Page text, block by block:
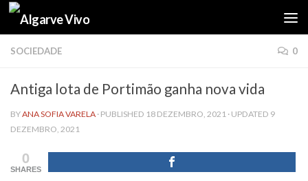
Skip to content
SOCIEDADE 0
Antiga lota de Portimão ganha nova vida
BYANA SOFIA VARELA · PUBLISHED 18 DEZEMBRO, 2021 · UPDATED 9
DEZEMBRO, 2021
0
SHARES